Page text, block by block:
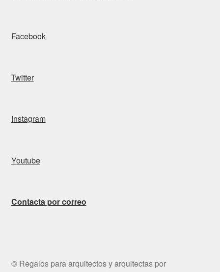
Facebook
Twitter
Instagram
Youtube
Contacta por correo
© Regalos para arquitectos y arquitectas por